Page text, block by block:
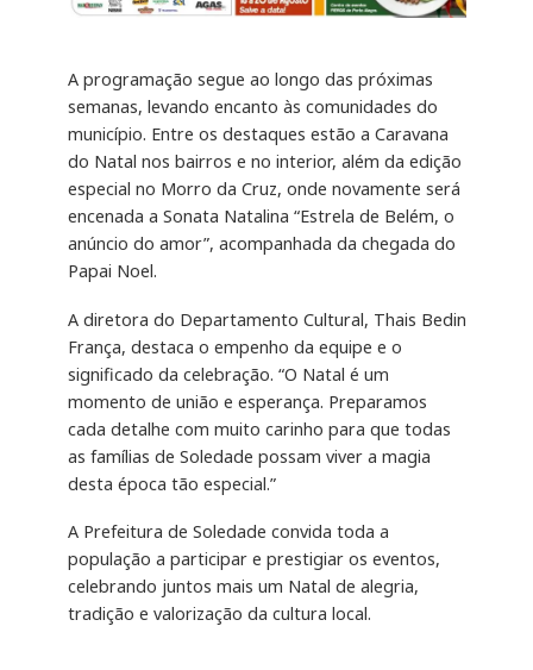
A programação segue ao longo das próximas
semanas, levando encanto às comunidades do
município. Entre os destaques estão a Caravana
do Natal nos bairros e no interior, além da edição
especial no Morro da Cruz, onde novamente será
encenada a Sonata Natalina “Estrela de Belém, o
anúncio do amor”, acompanhada da chegada do
Papai Noel.
A diretora do Departamento Cultural, Thais Bedin
França, destaca o empenho da equipe e o
significado da celebração. “O Natal é um
momento de união e esperança. Preparamos
cada detalhe com muito carinho para que todas
as famílias de Soledade possam viver a magia
desta época tão especial.”
A Prefeitura de Soledade convida toda a
população a participar e prestigiar os eventos,
celebrando juntos mais um Natal de alegria,
tradição e valorização da cultura local.